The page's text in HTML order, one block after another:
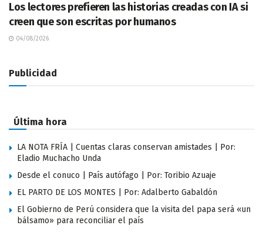
Los lectores prefieren las historias creadas con IA si
creen que son escritas por humanos
04/08/2026
Publicidad
Última hora
LA NOTA FRÍA | Cuentas claras conservan amistades | Por:
Eladio Muchacho Unda
Desde el conuco | País autófago | Por: Toribio Azuaje
EL PARTO DE LOS MONTES | Por: Adalberto Gabaldón
El Gobierno de Perú considera que la visita del papa será «un
bálsamo» para reconciliar el país